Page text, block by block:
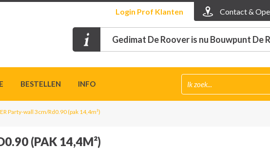
Login Prof Klanten Contact &
Gedimat De Roover is nu Bouwpunt De
BESTELLEN INFO
Party-wall 3cm/Rd0.90 (pak 14,4m²)
(PAK 14,4M²)